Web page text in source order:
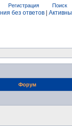
Регистрация Поиск
без ответов
Форум